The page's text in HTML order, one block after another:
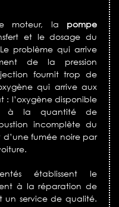
moteur, la pompe
et le dosage du
problème qui arrive
de la pression
fournit trop de
qui arrive aux
: l’oxygène disponible
à la quantité de
incomplète du
fumée noire par
établissent le
à la réparation de
un service de qualité.